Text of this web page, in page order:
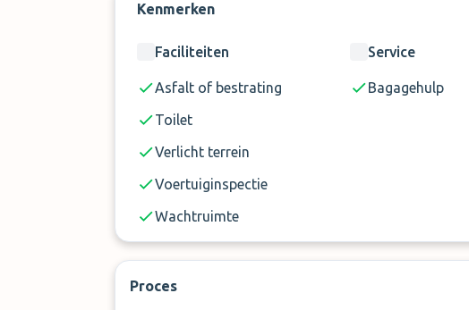
Kenmerken
Faciliteiten
Asfalt of bestrating
Toilet
Verlicht terrein
Voertuiginspectie
Wachtruimte
Service
Bagagehulp
Proces